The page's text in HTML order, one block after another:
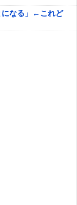
になる」←これど